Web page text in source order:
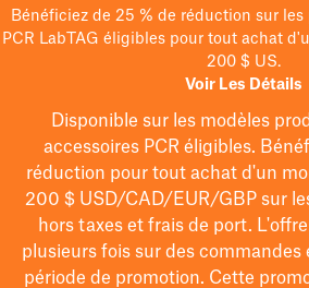
Bénéficiez de 25 % de réduction sur
PCR LabTAG éligibles pour tout achat
200 $ US.
Voir Les Détails
Disponible sur les modèles
accessoires PCR éligibles.
réduction pour tout achat d'un
200 $USD/CAD/EUR/GBPsur
hors taxes et frais de port.
plusieurs fois sur des commandes
période de promotion. Cette